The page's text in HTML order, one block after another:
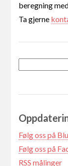
beregning
Ta gjerne
Følg oss på
Følg oss på
RSS målinger